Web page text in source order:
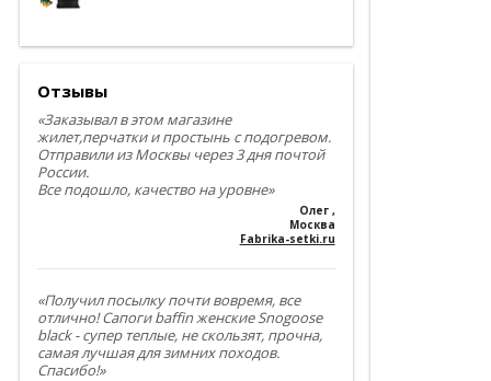
Отзывы
«Заказывал в этом магазине
жилет,перчатки и простынь с подогревом.
Отправили из Москвы через 3 дня почтой
России.
Все подошло, качество на уровне»
Олег ,
Москва
Fabrika-setki.ru
«Получил посылку почти вовремя, все
отлично! Сапоги baffin женские Snogoose
black - супер теплые, не скользят, прочна,
самая лучшая для зимних походов.
Спасибо!»